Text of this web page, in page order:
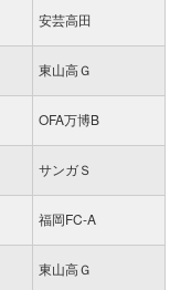
安芸高田
東山高Ｇ
OFA万博B
サンガＳ
福岡FC-A
東山高Ｇ